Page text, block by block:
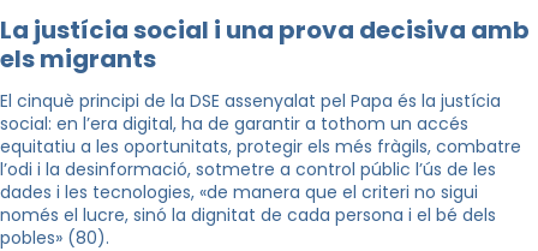
La justícia social i una prova decisiva amb
els migrants
El cinquè principi de la DSE assenyalat pel Papa és la justícia
social: en l’era digital, ha de garantir a tothom un accés
equitatiu a les oportunitats, protegir els més fràgils, combatre
l’odi i la desinformació, sotmetre a control públic l’ús de les
dades i les tecnologies, «de manera que el criteri no sigui
només el lucre, sinó la dignitat de cada persona i el bé dels
pobles» (80).